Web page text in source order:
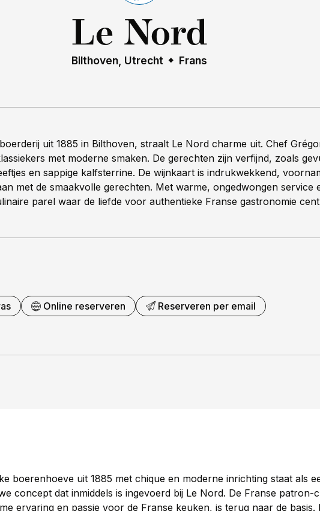
Le Nord
Bilthoven, Utrecht Frans
uit 1885 in Bilthoven, straalt Le Nord charme uit. Chef
met moderne smaken. De gerechten zijn verfijnd, zoals
en sappige kalfsterrine. De wijnkaart is indrukwekkend,
met de smaakvolle gerechten. Met warme, ongedwongen service
parel waar de liefde voor authentieke Franse gastronomie
Online reserveren Reserveren per email
boerenhoeve uit 1885 met chique en moderne inrichting staat als
concept dat inmiddels is ingevoerd bij Le Nord. De Franse patron-
ervaring en passie voor de Franse keuken, is terug naar de basis.